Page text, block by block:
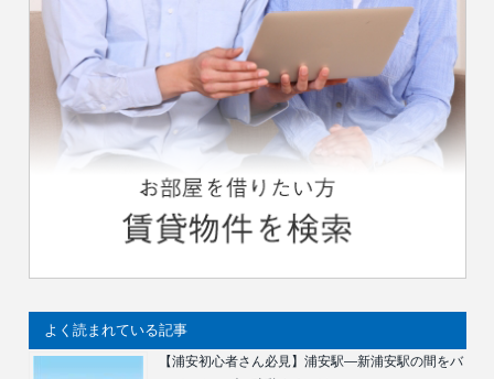
よく読まれている記事
【浦安初心者さん必見】浦安駅―新浦安駅の間をバ